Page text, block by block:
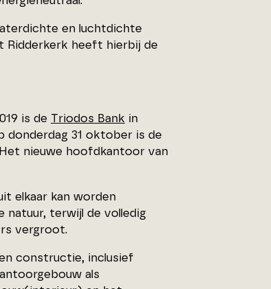
en luchtdichte
Ridderkerk heeft hierbij de
is de Triodos Bank in
donderdag 31 oktober is de
nieuwe hoofdkantoor van
elkaar kan worden
natuur, terwijl de volledig
vergroot.
constructie, inclusief
als